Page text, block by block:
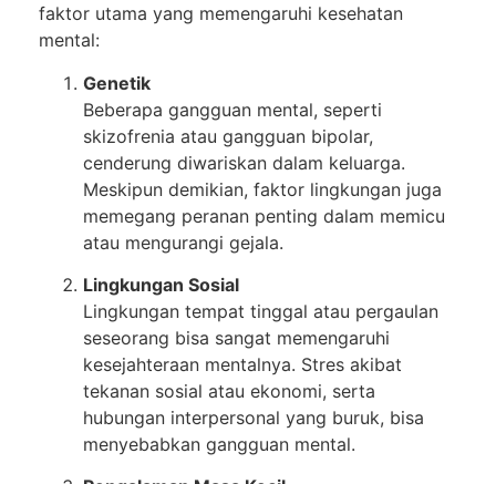
faktor utama yang memengaruhi kesehatan
mental:
Genetik
Beberapa gangguan mental, seperti
skizofrenia atau gangguan bipolar,
cenderung diwariskan dalam keluarga.
Meskipun demikian, faktor lingkungan juga
memegang peranan penting dalam memicu
atau mengurangi gejala.
Lingkungan Sosial
Lingkungan tempat tinggal atau pergaulan
seseorang bisa sangat memengaruhi
kesejahteraan mentalnya. Stres akibat
tekanan sosial atau ekonomi, serta
hubungan interpersonal yang buruk, bisa
menyebabkan gangguan mental.